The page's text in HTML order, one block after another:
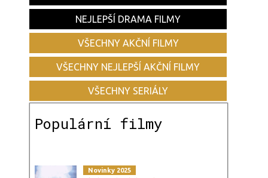
NEJLEPŠÍ DRAMA FILMY
VŠECHNY AKČNÍ FILMY
VŠECHNY NEJLEPŠÍ AKČNÍ FILMY
VŠECHNY SERIÁLY
Populární filmy
Novinky 2025